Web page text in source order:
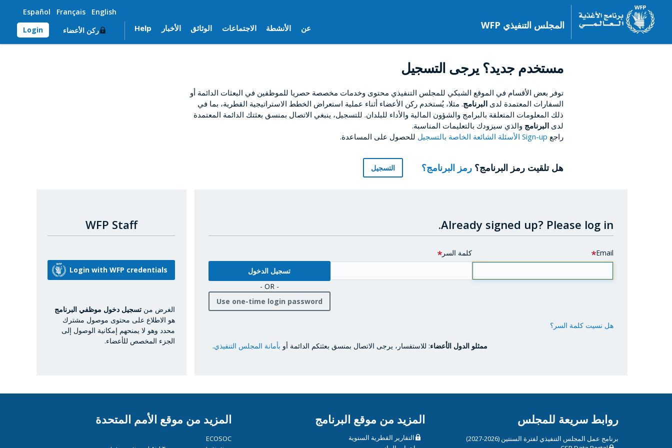
المجلس التنفيذي WFP
English
Français
Español
عن الأنشطة الاجتماعات الوثائق الأخبار Help ركن الأعضاء Login
مستخدم جديد؟ يرجى التسجيل
توفر بعض الأقسام في الموقع الشبكي للمجلس التنفيذي محتوى وخدمات مخصصة حصريا للموظفين في البعثات الدائمة أو
السفارات المعتمدة لدىالبرنامج. مثلا، يُستخدم ركن الأعضاء أثناء عملية استعراض الخطط الاستراتيجية القطرية، بما في
ذلك المعلومات المتعلقة بالبرامج والشؤون المالية والأداء للبلدان. للتسجيل، ينبغي الاتصال بمنسق بعثتك الدائمة المعتمدة
لدىالبرنامج والذي سيزودك بالتعليمات المناسبة.
راجع Sign-up الأسئلة الشائعة الخاصة بالتسجيل للحصول على المساعدة.
هل تلقيت رمز البرنامج؟رمز البرنامج؟ التسجيل
WFP Staff
الغرض من تسجيل دخول موظفي البرنامج
هو الاطلاع على محتوى موصول مشترك
محدد وهو لا يمنحهم إمكانية الوصول إلى
الجزء المخصص للأعضاء.
Already signed up? Please log in.
Email كلمة السر
- OR -
Use one-time login password
هل نسيت كلمة السر؟
ممثلو الدول الأعضاء: للاستفسار، يرجى الاتصال بمنسق بعثتكم الدائمة أو بأمانة المجلس التنفيذي.
روابط سريعة للمجلس
برنامج عمل المجلس التنفيذي لفترة السنتين (2026-2027)
المزيد من موقع البرنامج
التقارير القطرية السنوية
المزيد من موقع الأمم المتحدة
ECOSOC